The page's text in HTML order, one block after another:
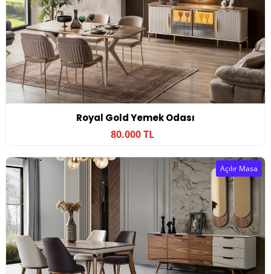
Royal Gold Yemek Odası
80.000 TL
Açılır Masa